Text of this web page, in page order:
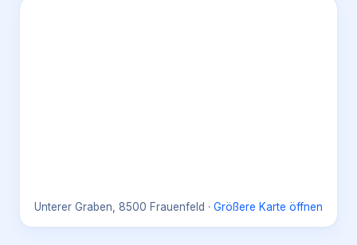
Unterer Graben, 8500 Frauenfeld · Größere Karte öffnen